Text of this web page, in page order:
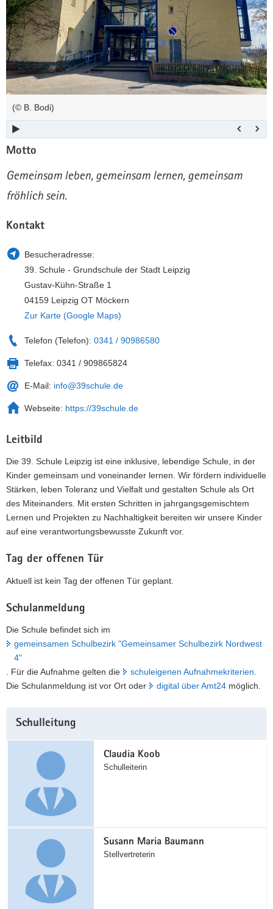
a
v
i
g
a
t
i
o
n
n
(© B. Bodi)
Motto
Gemeinsam leben, gemeinsam lernen, gemeinsam
fröhlich sein.
Kontakt
Besucheradresse:
39. Schule - Grundschule der Stadt Leipzig
Gustav-Kühn-Straße 1
04159 Leipzig OT Möckern
Zur Karte (Google Maps)
Telefon (Telefon): 0341 / 90986580
Telefax: 0341 / 909865824
E-Mail: info@39schule.de
Webseite: https://39schule.de
Leitbild
Die 39. Schule Leipzig ist eine inklusive, lebendige Schule, in der
Kinder gemeinsam und voneinander lernen. Wir fördern individuelle
Stärken, leben Toleranz und Vielfalt und gestalten Schule als Ort
des Miteinanders. Mit ersten Schritten in jahrgangsgemischtem
Lernen und Projekten zu Nachhaltigkeit bereiten wir unsere Kinder
auf eine verantwortungsbewusste Zukunft vor.
Tag der offenen Tür
Aktuell ist kein Tag der offenen Tür geplant.
Schulanmeldung
Die Schule befindet sich im
gemeinsamen Schulbezirk "Gemeinsamer Schulbezirk Nordwest
4"
. Für die Aufnahme gelten die
schuleigenen Aufnahmekriterien
Die Schulanmeldung ist vor Ort oder
digital über Amt24 möglich.
Information
Schulleitung
Claudia Koob
Schulleiterin
Susann Maria Baumann
Stellvertreterin